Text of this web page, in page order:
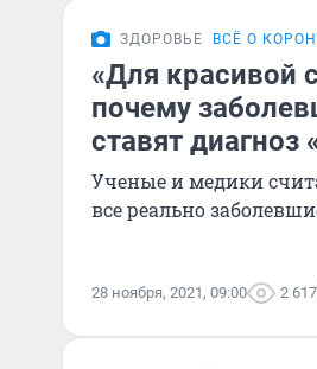
ЗДОРОВЬЕ ВСЁ О
«Для красивой
почему
ставят диагноз
Ученые и медики
все реально
28 ноября, 2021, 09:00 2 617